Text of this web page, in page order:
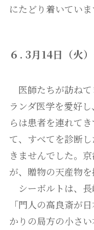
にたどり着いていま
６. 3月14日（火
医師たちが訪ねて
ランダ医学を愛好
らは患者を連れて
て、すべてを診断
きませんでした。
が、贈物の天産物を
シーボルトは、長
「門人の高良斎が
かりの局方の小さ